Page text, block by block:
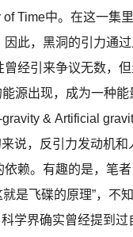
of Time中。在这一集
此，黑洞的引力通
经引来争议无数，
源出现，成为一种能
& Artificial
说，反引力发动机
赖。有趣的是，笔
是飞碟的原理”，不
学界确实曾经提到